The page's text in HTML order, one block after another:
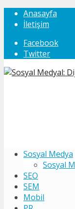
Anasayfa
İletişim
Facebook
Twitter
Sosyal Medya
Sosyal
SEO
SEM
Mobil